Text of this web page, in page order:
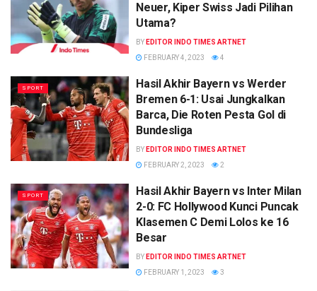
Neuer, Kiper Swiss Jadi Pilihan
Utama?
BY EDITOR INDO TIMES ARTNET
FEBRUARY 4, 2023
4
SPORT
Hasil Akhir Bayern vs Werder
Bremen 6-1: Usai Jungkalkan
Barca, Die Roten Pesta Gol di
Bundesliga
BY EDITOR INDO TIMES ARTNET
FEBRUARY 2, 2023
2
SPORT
Hasil Akhir Bayern vs Inter Milan
2-0: FC Hollywood Kunci Puncak
Klasemen C Demi Lolos ke 16
Besar
BY EDITOR INDO TIMES ARTNET
FEBRUARY 1, 2023
3